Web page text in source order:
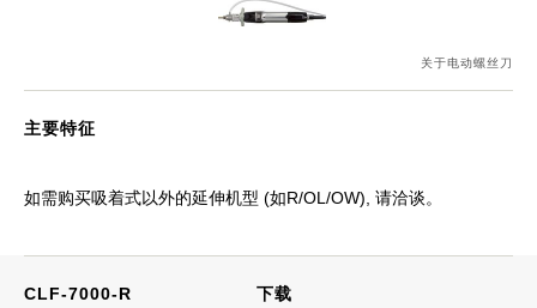
关于电动螺丝刀
主要特征
如需购买吸着式以外的延伸机型 (如R/OL/OW), 请洽谈。
CLF-7000-R
下载